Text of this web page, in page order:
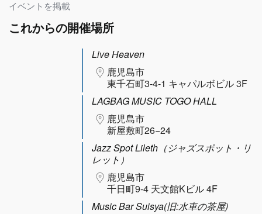
イベントを掲載
これからの開催場所
Live Heaven
鹿児島市
東千石町3-4-1 キャパルボビル 3F
LAGBAG MUSIC TOGO HALL
鹿児島市
新屋敷町26−24
Jazz Spot Lileth（ジャズスポット・リ
レット）
鹿児島市
千日町9-4 天文館Kビル 4F
Music Bar Suisya(旧:水車の茶屋)